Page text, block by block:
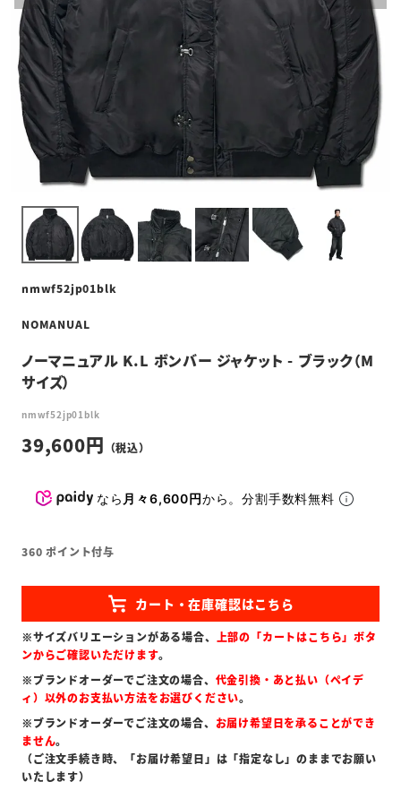
nmwf52jp01blk
NOMANUAL
ノーマニュアル K.L ボンバー ジャケット - ブラック（M
サイズ）
nmwf52jp01blk
39,600
なら 月々6,600円から。分割手数料無料
360 ポイント付与
※サイズバリエーションがある場合、 上部の「カートはこちら」ボタ
ンからご確認いただけます。
※ブランドオーダーでご注文の場合、 代金引換・あと払い（ペイデ
ィ）以外のお支払い方法をお選びください。
※ブランドオーダーでご注文の場合、 お届け希望日を承ることができ
ません。
（ご注文手続き時、「お届け希望日」は「指定なし」のままでお願い
いたします）